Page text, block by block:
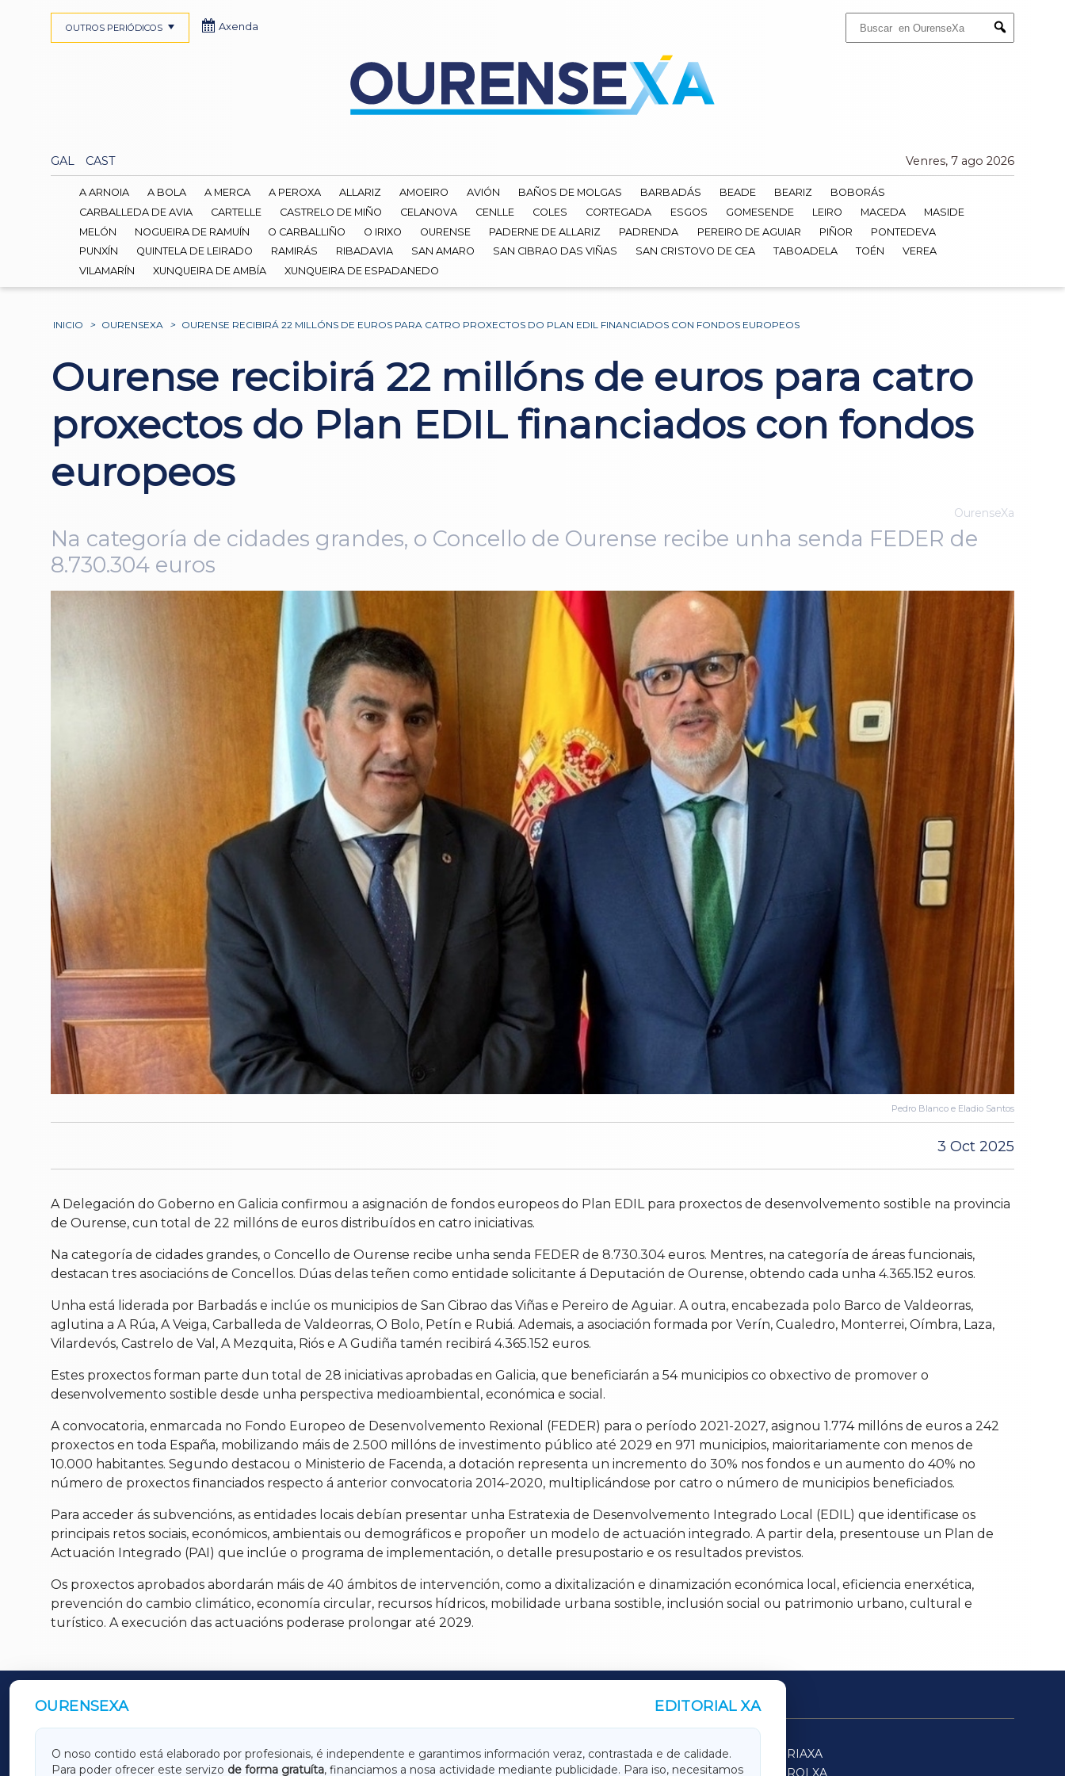
Submit
GAL CAST Venres, 7 ago 2026
OUTROS PERIÓDICOS Axenda
A ARNOIA A BOLA A MERCA A PEROXA ALLARIZ AMOEIRO AVIÓN BAÑOS DE MOLGAS BARBADÁS BEADE BEARIZ
BOBORÁS
CARBALLEDA DE AVIA
CARTELLE CASTRELO DE MIÑO CELANOVA CENLLE COLES CORTEGADA ESGOS GOMESENDE LEIRO MACEDA
MASIDE
MELÓN
NOGUEIRA DE RAMUÍN O CARBALLIÑO O IRIXO OURENSE PADERNE DE ALLARIZ PADRENDA PEREIRO DE AGUIAR PIÑOR
PONTEDEVA
PUNXÍN
QUINTELA DE LEIRADO RAMIRÁS RIBADAVIA SAN AMARO SAN CIBRAO DAS VIÑAS SAN CRISTOVO DE CEA TABOADELA TOÉN
VEREA
VILAMARÍN
XUNQUEIRA DE AMBÍA XUNQUEIRA DE ESPADANEDO
INICIO > OURENSEXA > OURENSE RECIBIRÁ 22 MILLÓNS DE EUROS PARA CATRO PROXECTOS DO PLAN EDIL FINANCIADOS CON FONDOS EUROPEOS
Ourense recibirá 22 millóns de euros para catro
proxectos do Plan EDIL financiados con fondos
europeos
OurenseXa
Na categoría de cidades grandes, o Concello de Ourense recibe unha senda FEDER de
8.730.304 euros
Pedro Blanco e Eladio Santos
3 Oct 2025
A Delegación do Goberno en Galicia confirmou a asignación de fondos europeos do Plan EDIL para proxectos de desenvolvemento sostible na provincia
de Ourense, cun total de 22 millóns de euros distribuídos en catro iniciativas.
Na categoría de cidades grandes, o Concello de Ourense recibe unha senda FEDER de 8.730.304 euros. Mentres, na categoría de áreas funcionais,
destacan tres asociacións de Concellos. Dúas delas teñen como entidade solicitante á Deputación de Ourense, obtendo cada unha 4.365.152 euros.
Unha está liderada por Barbadás e inclúe os municipios de San Cibrao das Viñas e Pereiro de Aguiar. A outra, encabezada polo Barco de Valdeorras,
aglutina a A Rúa, A Veiga, Carballeda de Valdeorras, O Bolo, Petín e Rubiá. Ademais, a asociación formada por Verín, Cualedro, Monterrei, Oímbra, Laza,
Vilardevós, Castrelo de Val, A Mezquita, Riós e A Gudiña tamén recibirá 4.365.152 euros.
Estes proxectos forman parte dun total de 28 iniciativas aprobadas en Galicia, que beneficiarán a 54 municipios co obxectivo de promover o
desenvolvemento sostible desde unha perspectiva medioambiental, económica e social.
A convocatoria, enmarcada no Fondo Europeo de Desenvolvemento Rexional (FEDER) para o período 2021-2027, asignou 1.774 millóns de euros a 242
proxectos en toda España, mobilizando máis de 2.500 millóns de investimento público até 2029 en 971 municipios, maioritariamente con menos de
10.000 habitantes. Segundo destacou o Ministerio de Facenda, a dotación representa un incremento do 30% nos fondos e un aumento do 40% no
número de proxectos financiados respecto á anterior convocatoria 2014-2020, multiplicándose por catro o número de municipios beneficiados.
Para acceder ás subvencións, as entidades locais debían presentar unha Estratexia de Desenvolvemento Integrado Local (EDIL) que identificase os
principais retos sociais, económicos, ambientais ou demográficos e propoñer un modelo de actuación integrado. A partir dela, presentouse un Plan de
Actuación Integrado (PAI) que inclúe o programa de implementación, o detalle presupostario e os resultados previstos.
Os proxectos aprobados abordarán máis de 40 ámbitos de intervención, como a dixitalización e dinamización económica local, eficiencia enerxética,
prevención do cambio climático, economía circular, recursos hídricos, mobilidade urbana sostible, inclusión social ou patrimonio urbano, cultural e
turístico. A execución das actuacións poderase prolongar até 2029.
OURENSEXA EDITORIAL XA
O noso contido está elaborado por profesionais, é independente e garantimos información veraz, contrastada e de calidade.
Para poder ofrecer este servizo de forma gratuíta, financiamos a nosa actividade mediante publicidade. Para iso, necesitamos
OUTROS PERIÓDICOS
GALICIAXA LUGOXA TERRACHAXA
SARRIAXA
AMARIÑAXA
RIBEIRASACRAXA ACORUÑAXA FERROLXA